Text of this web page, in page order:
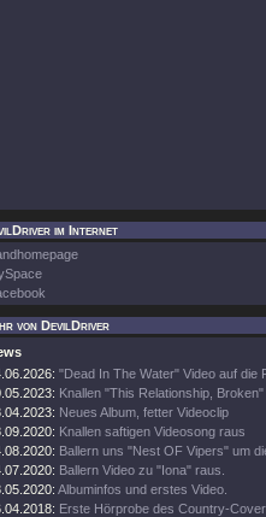
im Internet
von DevilDriver
"Dead In The Water" Video auf die
Knallen "This Relationship,
Neues Album, fetter Videoclip
Knallen saftigen Videosong raus
Ballern uns "Nest OF Vipers" um
Ballern Video zu "Iona" raus.
Albuminfos und erstes Video.
Erste Hörprobe des Country-